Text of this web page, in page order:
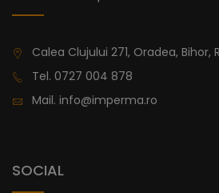
Calea Clujului 271, Oradea, Bihor,
Tel. 0727 004 878
Mail. info@imperma.ro
SOCIAL